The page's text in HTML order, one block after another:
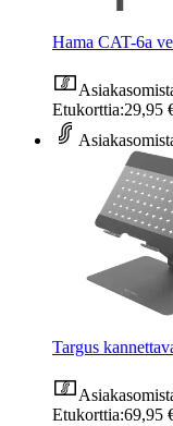
Hama CAT-6a
Etukorttia:29,95
Targus
Etukorttia:69,95